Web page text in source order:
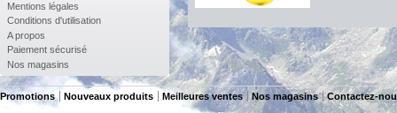
Mentions légales
Conditions d'utilisation
A propos
Paiement sécurisé
Nos magasins
Promotions Nouveaux produits Meilleures ventes Nos magasins Contactez-